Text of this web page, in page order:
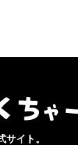
イト。